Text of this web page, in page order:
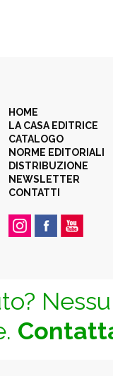
HOME
LA CASA EDITRICE
CATALOGO
NORME EDITORIALI
DISTRIBUZIONE
NEWSLETTER
CONTATTI